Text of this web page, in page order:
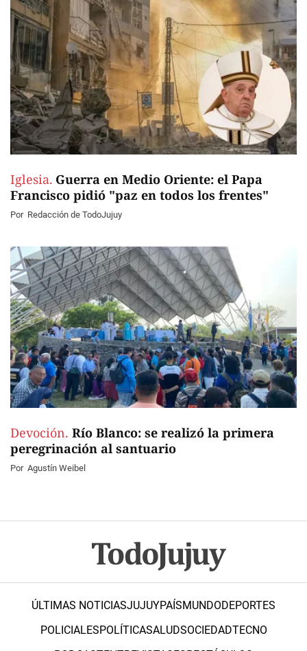
Iglesia. Guerra en Medio Oriente: el Papa
Francisco pidió "paz en todos los frentes"
Por Redacción de TodoJujuy
Devoción. Río Blanco: se realizó la primera
peregrinación al santuario
Por Agustín Weibel
ÚLTIMAS NOTICIASJUJUYPAÍSMUNDODEPORTES
POLICIALESPOLÍTICASALUDSOCIEDADTECNO